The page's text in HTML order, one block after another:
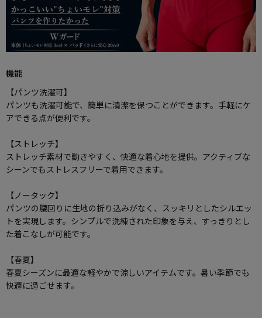
機能
【パンツ洗濯可】
パンツも洗濯可能で、簡単に清潔を保つことができます。手軽にケ
アできる点が便利です。
【ストレッチ】
ストレッチ素材で動きやすく、快適な着心地を提供。アクティブな
シーンでもストレスフリーで着用できます。
【ノータック】
パンツの腰回りに生地の折り込みがなく、スッキリとしたシルエッ
トを実現します。シンプルで洗練された印象を与え、すっきりとし
た着こなしが可能です。
【春夏】
春夏シーズンに最適な軽やかで涼しいアイテムです。暑い季節でも
快適に過ごせます。